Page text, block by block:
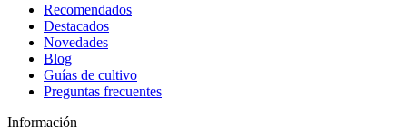
Recomendados
Destacados
Novedades
Blog
Guías de cultivo
Preguntas frecuentes
Información